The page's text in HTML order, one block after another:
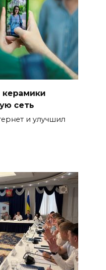
сеть
и улучшил